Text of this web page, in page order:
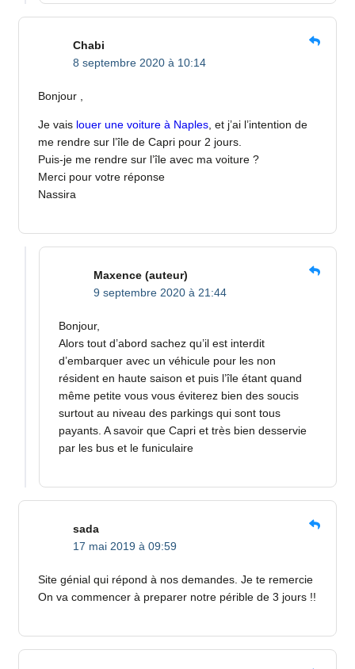
Chabi
8 septembre 2020 à 10:14
Bonjour ,
Je vais louer une voiture à Naples , et j’ai l’intention de
me rendre sur l’île de Capri pour 2 jours.
Puis-je me rendre sur l’île avec ma voiture ?
Merci pour votre réponse
Nassira
Maxence (auteur)
9 septembre 2020 à 21:44
Bonjour,
Alors tout d’abord sachez qu’il est interdit
d’embarquer avec un véhicule pour les non
résident en haute saison et puis l’île étant quand
même petite vous vous éviterez bien des soucis
surtout au niveau des parkings qui sont tous
payants. A savoir que Capri et très bien desservie
par les bus et le funiculaire
sada
17 mai 2019 à 09:59
Site génial qui répond à nos demandes. Je te remercie
On va commencer à preparer notre périble de 3 jours !!